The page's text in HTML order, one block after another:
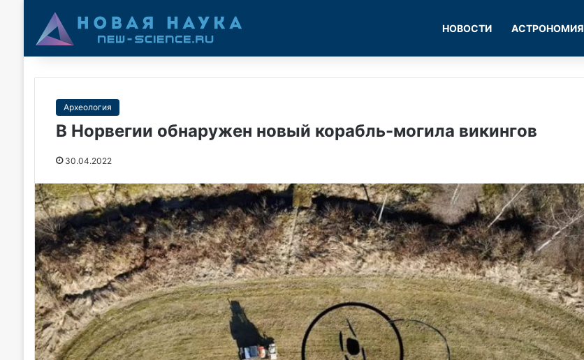
НОВОСТИ АСТРОНОМИЯ
Археология
В Норвегии обнаружен новый корабль-могила викингов
30.04.2022